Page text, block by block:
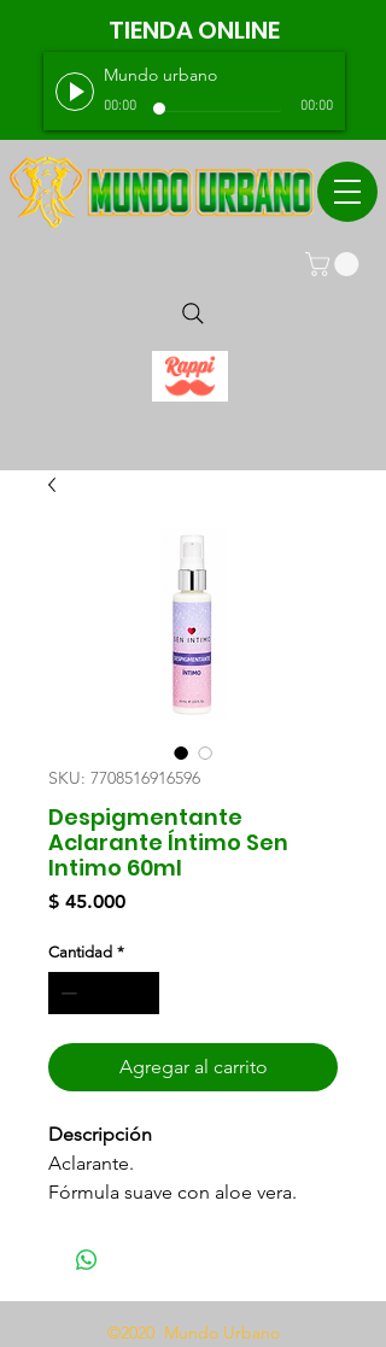
TIENDA ONLINE
Mundo urbano
00:00 00:00
SKU: 7708516916596
Despigmentante
Aclarante Íntimo Sen
Intimo 60ml
$ 45.000Precio
Cantidad *
Agregar al carrito
Descripción
Aclarante.
Fórmula suave con aloe vera.
Ideal para zonas delicadas (axilas,
60 ml.
©2020 Mundo Urbano